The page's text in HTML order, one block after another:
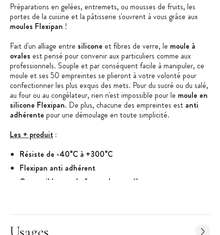
Préparations en gelées, entremets, ou mousses de fruits, les
portes de la cuisine et la pâtisserie s'ouvrent à vous grâce aux
moules Flexipan !
Fait d'un alliage entre silicone et fibres de verre, le moule à
ovales est pensé pour convenir aux particuliers comme aux
professionnels. Souple et par conséquent facile à manipuler, ce
moule et ses 50 empreintes se plieront à votre volonté pour
confectionner les plus exquis des mets. Pour du sucré ou du salé,
au four ou au congélateur, rien n'est impossible pour le moule en
silicone Flexipan. De plus, chacune des empreintes est anti
adhérente pour une démoulage en toute simplicité.
Les + produit :
Résiste de -40°C à +300°C
Flexipan anti adhérent
Compatible avec le four et le congélateur
Caractéristiques du Moule à Ovales: